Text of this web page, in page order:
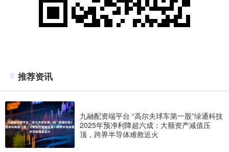
推荐资讯
九融配资端平台 “高尔夫球车第一股”绿通科技
2025年预净利降超六成：大额资产减值压
顶，跨界半导体难救近火